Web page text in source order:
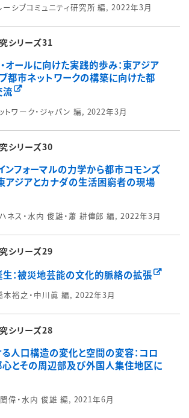
ーシブコミュニティ研究所 編, 2022年3月
シリーズ31
・オールに向けた実践的歩み：東アジア
都市ネットワークの構築に向けた都
流
トワーク・ジャパン 編, 2022年3月
シリーズ30
ンフォーマルの力学から都市コモンズ
アジアとカナダの生活困窮者の現場
ネス・水内 俊雄・蕭 耕偉郎 編, 2022年3月
シリーズ29
：被災地芸能の文化的脈絡の拡張
本裕之・中川眞 編, 2022年3月
シリーズ28
人口構造の変化と空間の変容：コロ
とその周辺部及び外国人集住地区に
偉・水内 俊雄 編, 2021年6月